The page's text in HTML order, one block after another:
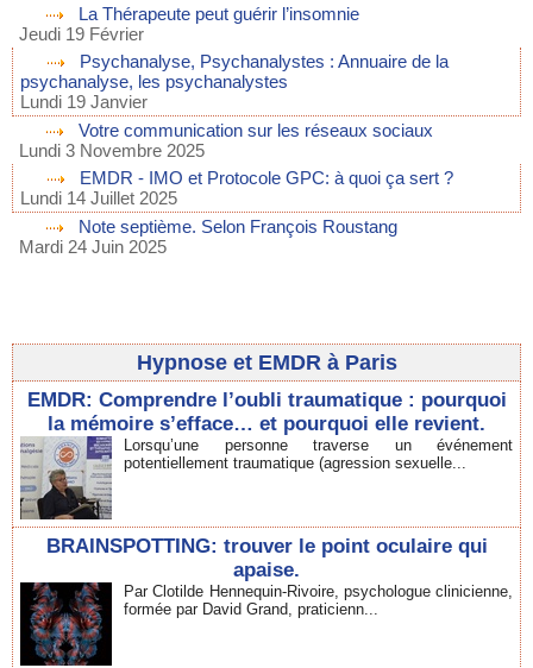
La Thérapeute peut guérir l’insomnie
Jeudi 19 Février
Psychanalyse, Psychanalystes : Annuaire de la
psychanalyse, les psychanalystes
Lundi 19 Janvier
Votre communication sur les réseaux sociaux
Lundi 3 Novembre 2025
EMDR - IMO et Protocole GPC: à quoi ça sert ?
Lundi 14 Juillet 2025
Note septième. Selon François Roustang
Mardi 24 Juin 2025
Hypnose et EMDR à Paris
EMDR: Comprendre l’oubli traumatique : pourquoi
la mémoire s’efface… et pourquoi elle revient.
Lorsqu’une personne traverse un événement
potentiellement traumatique (agression sexuelle...
BRAINSPOTTING: trouver le point oculaire qui
apaise.
Par Clotilde Hennequin-Rivoire, psychologue clinicienne,
formée par David Grand, praticienn...